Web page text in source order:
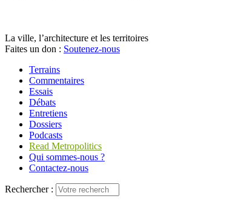
La ville, l’architecture et les territoires
Faites un don : Soutenez-nous
Terrains
Commentaires
Essais
Débats
Entretiens
Dossiers
Podcasts
Read Metropolitics
Qui sommes-nous ?
Contactez-nous
Rechercher :